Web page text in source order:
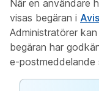
När en användare
visas begäran i
Administratörer
begäran har
e-postmeddelande